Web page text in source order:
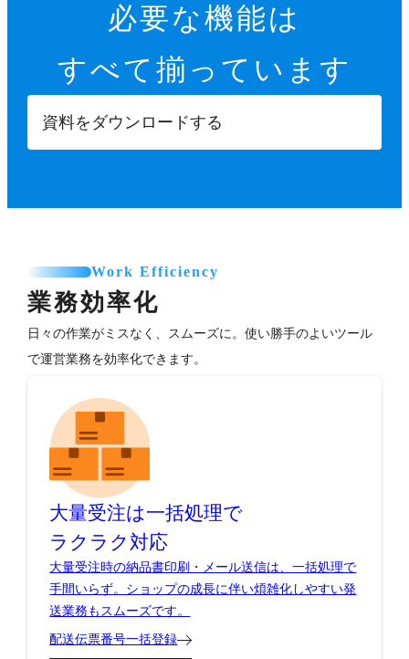
必要な機能は
すべて揃っています
資料をダウンロードする
Work Efficiency
業務効率化
日々の作業がミスなく、スムーズに。使い勝手のよいツール
で運営業務を効率化できます。
大量受注は一括処理で
ラクラク対応
大量受注時の納品書印刷・メール送信は、一括処理で
手間いらず。ショップの成長に伴い煩雑化しやすい発
送業務もスムーズです。
配送伝票番号一括登録